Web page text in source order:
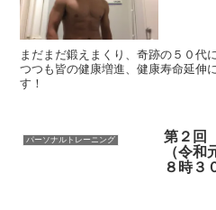
まだまだ鍛えまくり、奇跡の５０代
つつも皆の健康増進、健康寿命延伸
す！
パーソナルトレーニング
第２回
（令和
８時３